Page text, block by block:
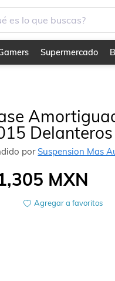
Supermercado
Delanteros
porSuspension Mas
MXN
Agregar a favoritos